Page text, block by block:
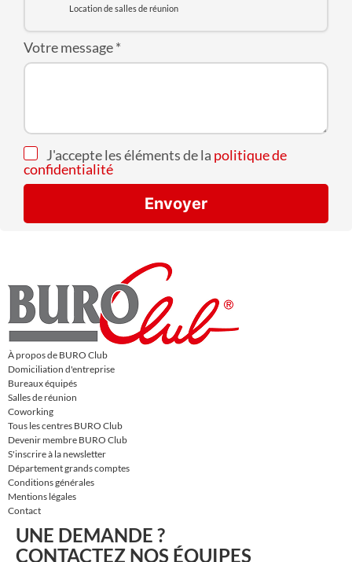
Location de salles de réunion
Votre message*
J'accepte les éléments de la politique de
confidentialité
Envoyer
À propos de BURO Club
Domiciliation d'entreprise
Bureaux équipés
Salles de réunion
Coworking
Tous les centres BURO Club
Devenir membre BURO Club
S'inscrire à la newsletter
Département grands comptes
Conditions générales
Mentions légales
Contact
UNE DEMANDE ?
CONTACTEZ NOS ÉQUIPES